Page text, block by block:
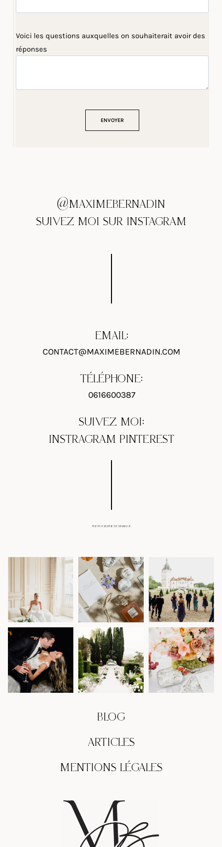
Voici les questions auxquelles on souhaiterait avoir des
réponses
@MAXIMEBERNADIN
SUIVEZ MOI SUR INSTAGRAM
EMAIL:
CONTACT@MAXIMEBERNADIN.COM
TÉLÉPHONE:
0616600387
SUIVEZ MOI:
INSTRAGRAM PINTEREST
PHOTOGRAPHE DE MARIAGE
BLOG
ARTICLES
MENTIONS LÉGALES